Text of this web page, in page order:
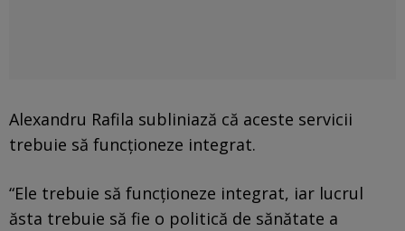
Alexandru Rafila subliniază că aceste servicii
trebuie să funcţioneze integrat.
“Ele trebuie să funcţioneze integrat, iar lucrul
ăsta trebuie să fie o politică de sănătate a